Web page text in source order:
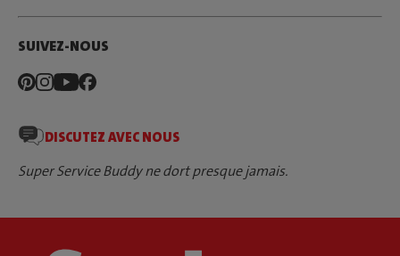
SUIVEZ-NOUS
DISCUTEZ AVEC NOUS
Super Service Buddy ne dort presque jamais.